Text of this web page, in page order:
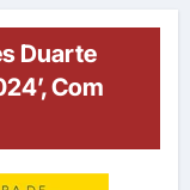
Duarte
Com